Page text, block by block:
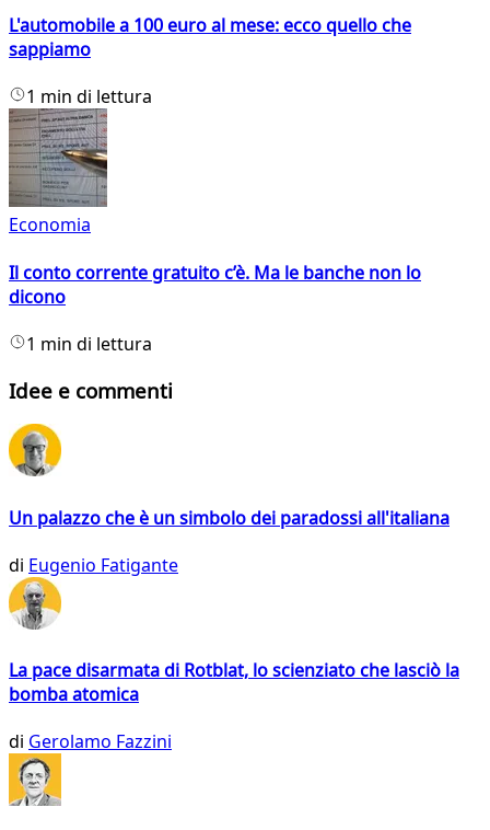
L'automobile a 100 euro al mese: ecco quello che
sappiamo
1 min di lettura
Economia
Il conto corrente gratuito c’è. Ma le banche non lo
dicono
1 min di lettura
Idee e commenti
Un palazzo che è un simbolo dei paradossi all'italiana
di Eugenio Fatigante
La pace disarmata di Rotblat, lo scienziato che lasciò la
bomba atomica
di Gerolamo Fazzini